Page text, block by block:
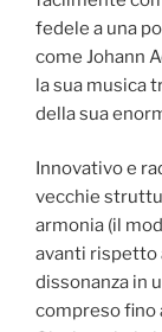
fedele a una
come Johann
la sua musica
della sua
Innovativo e
vecchie
armonia (il
avanti rispetto
dissonanza in
compreso fino